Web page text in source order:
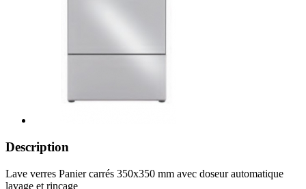
Description
Lave verres Panier carrés 350x350 mm avec doseur automatique
lavage et rinçage